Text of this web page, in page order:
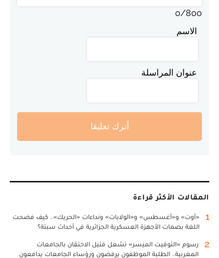
0/800
الاسم
عنوان المراسلة
أترك تعليقا
المقالات الأكثر قراءة
1
«أوت» و«أغسطس» و«الولايات» ونداءات «الحريك».. كيف فضحت
اللغة بصمات الأجهزة العسكرية الجزائرية في أحداث سبتة؟
2
رسوم «التوقيت الميسر» تشعل فتيل الاحتقان بالجامعات
المغربية.. الطلبة الموظفون يرفضون ورؤساء الجامعات يدافعون